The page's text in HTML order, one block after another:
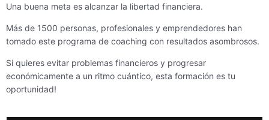
Una buena meta es alcanzar la libertad financiera.
Más de 1500 personas, profesionales y emprendedores han
tomado este programa de coaching con resultados asombrosos.
Si quieres evitar problemas financieros y progresar
económicamente a un ritmo cuántico, esta formación es tu
oportunidad!